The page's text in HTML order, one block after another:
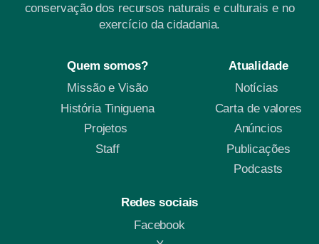
conservação dos recursos naturais e culturais e no
exercício da cidadania.
Quem somos?
Missão e Visão
História Tiniguena
Projetos
Staff
Atualidade
Notícias
Carta de valores
Anúncios
Publicações
Podcasts
Redes sociais
Facebook